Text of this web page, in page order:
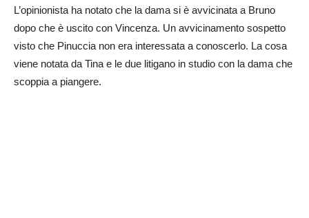
L’opinionista ha notato che la dama si è avvicinata a Bruno
dopo che è uscito con Vincenza. Un avvicinamento sospetto
visto che Pinuccia non era interessata a conoscerlo. La cosa
viene notata da Tina e le due litigano in studio con la dama che
scoppia a piangere.